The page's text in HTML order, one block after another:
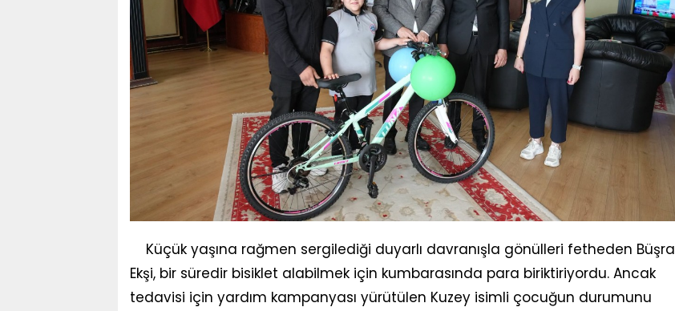
Küçük yaşına rağmen sergilediği duyarlı davranışla gönülleri fetheden Büşra
Ekşi, bir süredir bisiklet alabilmek için kumbarasında para biriktiriyordu. Ancak
tedavisi için yardım kampanyası yürütülen Kuzey isimli çocuğun durumunu